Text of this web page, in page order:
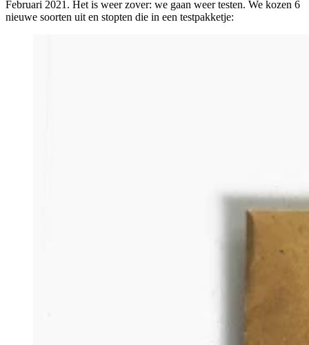
Februari 2021. Het is weer zover: we gaan weer testen. We kozen 6
nieuwe soorten uit en stopten die in een testpakketje: